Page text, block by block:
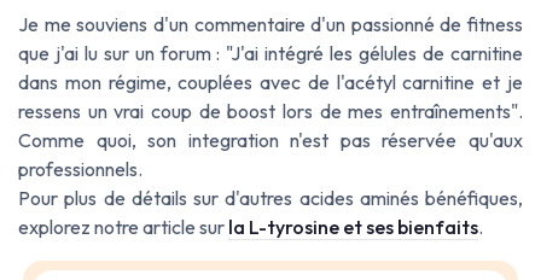
Je me souviens d'un commentaire d'un passionné de fitness
que j'ai lu sur un forum : "J'ai intégré les gélules de carnitine
dans mon régime, couplées avec de l'acétyl carnitine et je
ressens un vrai coup de boost lors de mes entraînements".
Comme quoi, son integration n'est pas réservée qu'aux
professionnels.
Pour plus de détails sur d'autres acides aminés bénéfiques,
explorez notre article sur la L-tyrosine et ses bienfaits.